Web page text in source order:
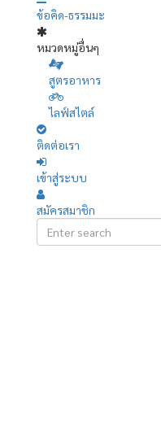
ข้อคิด-ธรรมมะ
หมวดหมู่อื่นๆ
สูตรอาหาร
ไลฟ์สไตล์
ติดต่อเรา
เข้าสู่ระบบ
สมัครสมาชิก